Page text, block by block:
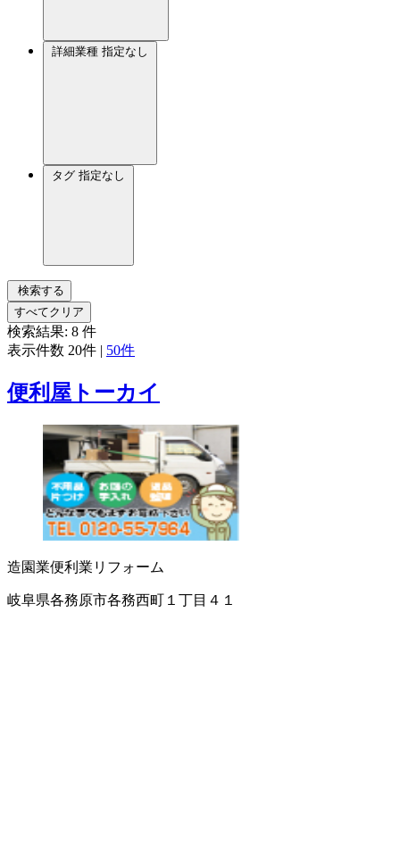
詳細業種 指定なし
タグ 指定なし
検索する
すべてクリア
検索結果: 8 件
表示件数 20件 | 50件
便利屋トーカイ
造園業便利業 リフォーム
岐阜県各務原市各務西町１丁目４１